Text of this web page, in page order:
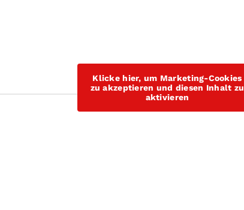
Klicke hier, um Marketing-Cookies
zu akzeptieren und diesen Inhalt zu
aktivieren